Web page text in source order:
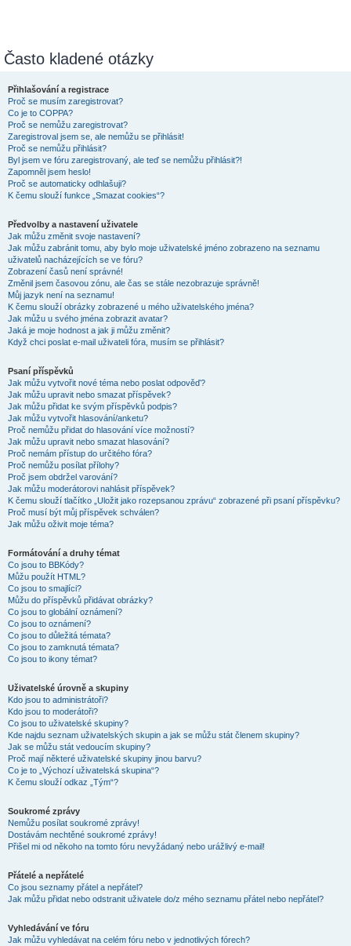
Často kladené otázky
Přihlašování a registrace
Proč se musím zaregistrovat?
Co je to COPPA?
Proč se nemůžu zaregistrovat?
Zaregistroval jsem se, ale nemůžu se přihlásit!
Proč se nemůžu přihlásit?
Byl jsem ve fóru zaregistrovaný, ale teď se nemůžu přihlásit?!
Zapomněl jsem heslo!
Proč se automaticky odhlašuji?
K čemu slouží funkce „Smazat cookies“?
Předvolby a nastavení uživatele
Jak můžu změnit svoje nastavení?
Jak můžu zabránit tomu, aby bylo moje uživatelské jméno zobrazeno na seznamu
uživatelů nacházejících se ve fóru?
Zobrazení časů není správné!
Změnil jsem časovou zónu, ale čas se stále nezobrazuje správně!
Můj jazyk není na seznamu!
K čemu slouží obrázky zobrazené u mého uživatelského jména?
Jak můžu u svého jména zobrazit avatar?
Jaká je moje hodnost a jak ji můžu změnit?
Když chci poslat e-mail uživateli fóra, musím se přihlásit?
Psaní příspěvků
Jak můžu vytvořit nové téma nebo poslat odpověď?
Jak můžu upravit nebo smazat příspěvek?
Jak můžu přidat ke svým příspěvků podpis?
Jak můžu vytvořit hlasování/anketu?
Proč nemůžu přidat do hlasování více možností?
Jak můžu upravit nebo smazat hlasování?
Proč nemám přístup do určitého fóra?
Proč nemůžu posílat přílohy?
Proč jsem obdržel varování?
Jak můžu moderátorovi nahlásit příspěvek?
K čemu slouží tlačítko „Uložit jako rozepsanou zprávu“ zobrazené při psaní příspěvku?
Proč musí být můj příspěvek schválen?
Jak můžu oživit moje téma?
Formátování a druhy témat
Co jsou to BBKódy?
Můžu použít HTML?
Co jsou to smajlíci?
Můžu do příspěvků přidávat obrázky?
Co jsou to globální oznámení?
Co jsou to oznámení?
Co jsou to důležitá témata?
Co jsou to zamknutá témata?
Co jsou to ikony témat?
Uživatelské úrovně a skupiny
Kdo jsou to administrátoři?
Kdo jsou to moderátoři?
Co jsou to uživatelské skupiny?
Kde najdu seznam uživatelských skupin a jak se můžu stát členem skupiny?
Jak se můžu stát vedoucím skupiny?
Proč mají některé uživatelské skupiny jinou barvu?
Co je to „Výchozí uživatelská skupina“?
K čemu slouží odkaz „Tým“?
Soukromé zprávy
Nemůžu posílat soukromé zprávy!
Dostávám nechtěné soukromé zprávy!
Přišel mi od někoho na tomto fóru nevyžádaný nebo urážlivý e-mail!
Přátelé a nepřátelé
Co jsou seznamy přátel a nepřátel?
Jak můžu přidat nebo odstranit uživatele do/z mého seznamu přátel nebo nepřátel?
Vyhledávání ve fóru
Jak můžu vyhledávat na celém fóru nebo v jednotlivých fórech?